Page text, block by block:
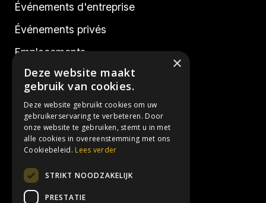
Événements d'entreprise
Événements privés
Emplacements
Réalisations
Réseaux sociaux
Instagram
LinkedIn
×
Deze website maakt
gebruik van cookies.
Deze website gebruikt cookies om uw
gebruikerservaring te verbeteren. Door
onze website te gebruiken, stemt u in met
alle cookies in overeenstemming met ons
Cookiebeleid. Lees verder
STRIKT NOODZAKELIJK
PRESTATIE